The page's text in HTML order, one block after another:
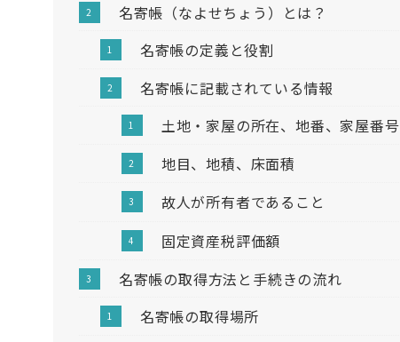
名寄帳（なよせちょう）とは？
名寄帳の定義と役割
名寄帳に記載されている情報
土地・家屋の所在、地番、家屋番号
地目、地積、床面積
故人が所有者であること
固定資産税評価額
名寄帳の取得方法と手続きの流れ
名寄帳の取得場所